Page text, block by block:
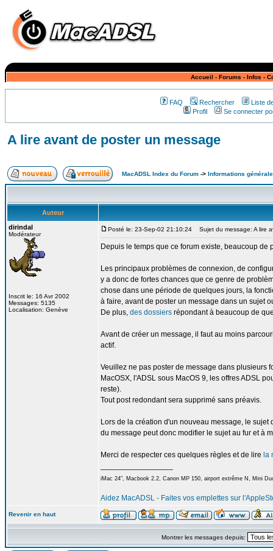
Accueil - Forums - Infos -
FAQ Rechercher
Liste
Profil
Se connecter
A lire avant de poster un message
MacADSL Index du Forum -> Informations
Auteur
dirindal
Modérateur
Inscrit le: 16 Avr 2002
Messages: 5135
Localisation: Genève
Posté le: 23-Sep-02 21:10:24 Sujet du message: A lire
Depuis le temps que ce forum existe, beaucoup
Les principaux problèmes de connexion, de
y a donc de fortes chances que ce genre de
chose dans une période de quelques jours, la
à faire, avant de poster un message dans un sujet
De plus, des dossiers répondant à beaucoup de
Avant de créer un message, il faut au moins
actif.
Veuillez ne pas poster de message dans plusieurs
MacOSX, l'ADSL sous MacOS 9, les offres ADSL
reste).
Tout post redondant sera supprimé sans préavis.
Lors de la création d'un nouveau message, le
du message peut donc modifier le sujet au fur et à
Merci de respecter ces quelques règles et de lire la
iMac 24", Macbook 2.2, Canon MP 150, airport extrême N, Mini
Aidez MacADSL - Faites vos emplettes sur
Revenir en haut
Montrer les messages depuis: